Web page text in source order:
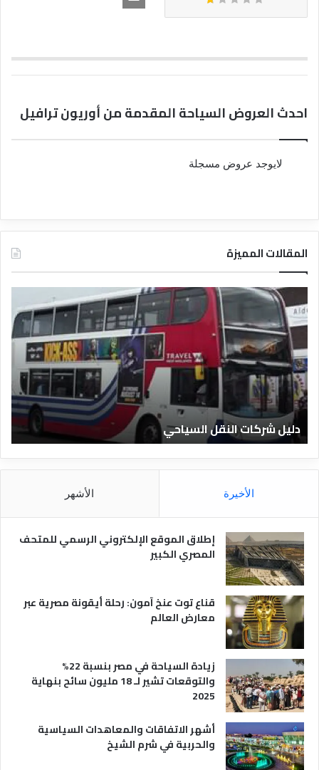
احدث العروض السياحة المقدمة من أوريون ترافيل
لايوجد عروض مسجلة
المقالات المميزة
ل
ي
ش
ر
ك
ا
ت
ل
ن
ق
ل
س
ح
ي
دليل شركات النقل السياحي
ا
ر
الأخيرة الأشهر
إطلاق الموقع الإلكتروني الرسمي للمتحف
المصري الكبير
قناع توت عنخ آمون: رحلة أيقونة مصرية عبر
معارض العالم
زيادة السياحة في مصر بنسبة 22%
والتوقعات تشير لـ 18 مليون سائح بنهاية
2025
أشهر الاتفاقات والمعاهدات السياسية
والحربية في شرم الشيخ